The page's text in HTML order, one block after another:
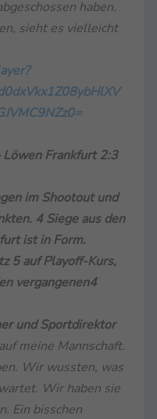
haben.
sieht es vielleicht
Frankfurt 2:3
im Shootout und
4 Siege aus den
ist in Form.
5 auf Playoff-Kurs,
vergangenen4
und Sportdirektor
meine Mannschaft.
Wir wussten, was
Wir haben sie
Ein bisschen